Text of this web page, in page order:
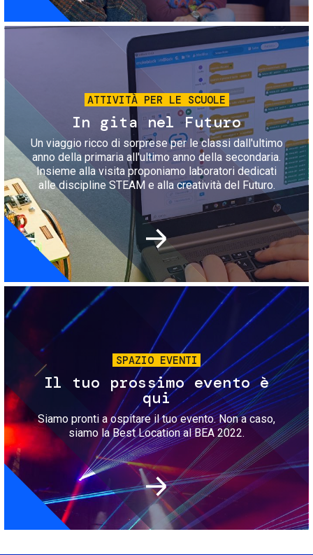
Immagine
ATTIVITÀ PER LE SCUOLE
In gita nel Futuro
Un viaggio ricco di sorprese per le classi dall'ultimo
anno della primaria all'ultimo anno della secondaria.
Insieme alla visita proponiamo laboratori dedicati
alle discipline STEAM e alla creatività del Futuro.
Immagine
SPAZIO EVENTI
Il tuo prossimo evento è
qui
Siamo pronti a ospitare il tuo evento. Non a caso,
siamo la Best Location al BEA 2022.